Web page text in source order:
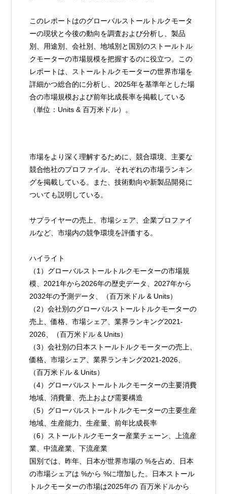
このレポートはのグローバルストールトルクモータ
ーの現状と今後の動向を調査および分析し、製品
別、用途別、会社別、地域別と国別のストールトル
クモーターの市場規模を把握するのに役立つ。この
レポートは、ストールトルクモーターの世界市場を
詳細かつ総合的に分析し、2025年を基準年とした場
合の市場規模および前年比成長率を掲載している
（単位：Units & 百万米ドル）。
市場をより深く理解するために、競合環境、主要な
競合他社のプロファイル、それぞれの市場ランキン
グを掲載している。また、技術動向や新製品開発に
ついても説明している。
サプライヤーの売上、市場シェア、企業プロファイ
ルなど、市場内の競争環境を評価する。
ハイライト
（1）グローバルストールトルクモーターの市場規
模、2021年から2026年の歴史データ、2027年から
2032年の予測データ、（百万米ドル & Units）
（2）会社別のグローバルストールトルクモーターの
売上、価格、市場シェア、業界ランキング2021-
2026、（百万米ドル & Units）
（3）会社別の日本ストールトルクモーターの売上、
価格、市場シェア、業界ランキング2021-2026、
（百万米ドル & Units）
（4）グローバルストールトルクモーターの主要消費
地域、消費量、売上および需要構造
（5）グローバルストールトルクモーターの主要生産
地域、生産能力、生産量、前年比成長率
（6）ストールトルクモーター産業チェーン、上流産
業、中流産業、下流産業
国別では、昨年、日本が世界市場の %を占め、日本
の市場シェアは %から %に増加した。日本ストール
トルクモーターの市場は2025年の 百万米ドルから